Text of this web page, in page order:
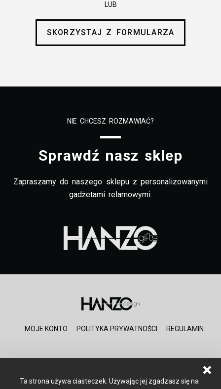
LUB
SKORZYSTAJ Z FORMULARZA
NIE CHCESZ ROZMAWIAĆ?
Sprawdź nasz sklep
Zapraszamy do naszego sklepu z personalizowanymi
gadżetami relamowymi.
MOJE KONTO POLITYKA PRYWATNOŚCI REGULAMIN
Ta strona używa ciasteczek. Używając jej zgadzasz się na